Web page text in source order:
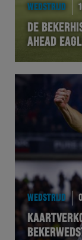
WEDSTRIJD
DE
AHEAD
WEDSTRIJD